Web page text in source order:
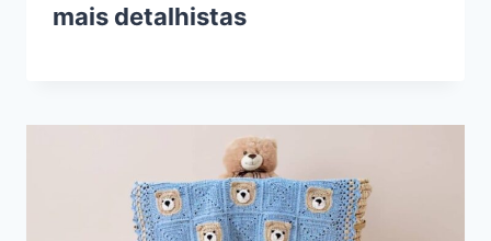
mais detalhistas